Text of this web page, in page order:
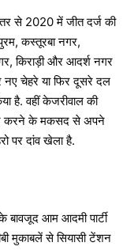
से 2020 में जीत दर्ज की
कस्तूरबा नगर,
किराड़ी और आदर्श नगर
नए चेहरे या फिर दूसरे दल
है. वहीं केजरीवाल की
करने के मकसद से अपने
पर दांव खेला है.
आम आदमी पार्टी
मुकाबलें से सियासी टेंशन